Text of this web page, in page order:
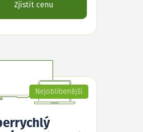
Zjistit cenu
Nejoblíbenější